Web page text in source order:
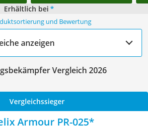
Erhältlich bei *
und Bewertung
anzeigen
Vergleich 2026
Vergleichssieger
Armour PR-025